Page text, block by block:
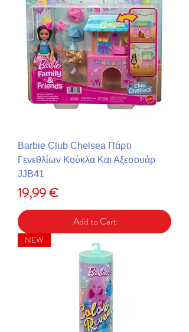
Barbie Club Chelsea Πάρτι
Γενεθλίων Κούκλα Και Αξεσουάρ
JJB41
Price
19,99 €
Add to Cart
NEW